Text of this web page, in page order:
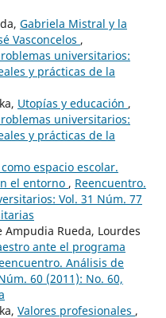
Gabriela Mistral y la
Vasconcelos ,
universitarios:
y prácticas de la
Utopías y educación ,
universitarios:
y prácticas de la
espacio escolar.
el entorno , Reencuentro.
Vol. 31 Núm. 77
Ampudia Rueda, Lourdes
ante el programa
Análisis de
60 (2011): No. 60,
Valores profesionales ,